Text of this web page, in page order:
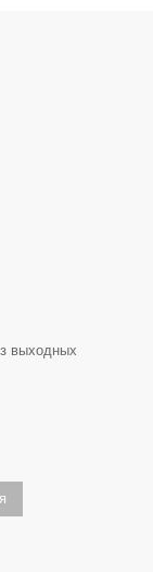
выходных